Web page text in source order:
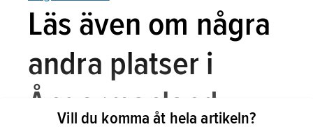
Läs även om några
andra platser i
Ångermanland
Vill du komma åt hela artikeln?